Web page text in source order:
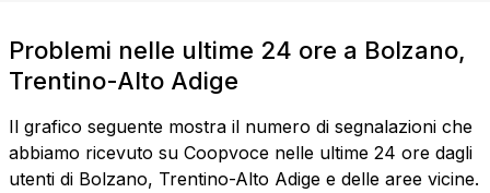
Problemi nelle ultime 24 ore a Bolzano,
Trentino-Alto Adige
Il grafico seguente mostra il numero di segnalazioni che
abbiamo ricevuto su Coopvoce nelle ultime 24 ore dagli
utenti di Bolzano, Trentino-Alto Adige e delle aree vicine.